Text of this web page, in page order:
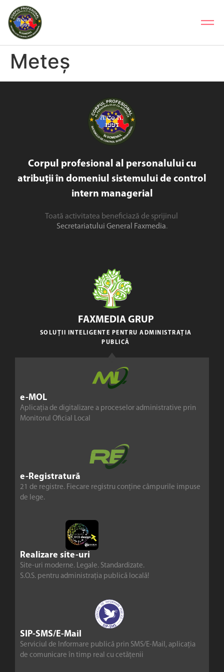
Meteș
Corpul profesional al personalului cu
atribuții în domeniul sistemului de control
intern managerial
Toată activitatea beneficiază de sprijinul
Secretariatului General Faxmedia.
e-MOL
Aplicația de digitalizare a proceselor administrative prin
Monitorul Oficial Local
e-Registratură
21 de registre. Fiecare registru conține câmpurile impuse
de lege.
Realizare site-uri
Site-uri moderne. Legale. Standardizate.
S.O.S. pentru administrația publică locală!
SIP-SMS/E-Mail
Serviciul de Informare publică prin SMS/E-Mail, aplicația
de comunicare în timp real cu cetățenii
FAXMEDIA GRUP
SOLUȚII INTELIGENTE PENTRU ADMINISTRAȚIA
PUBLICĂ